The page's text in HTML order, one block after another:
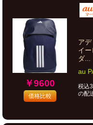
￥9600
価格比較
ア
イ
ダ...
au
税込
の配